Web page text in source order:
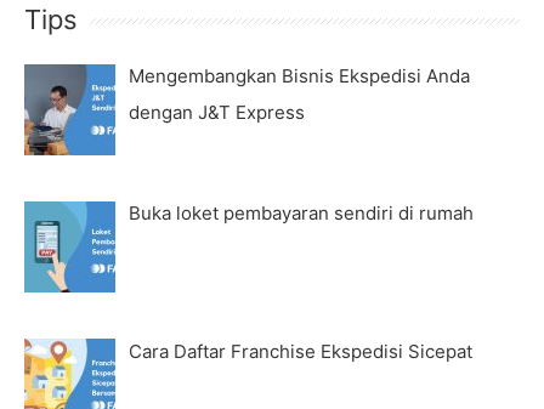
Tips
Mengembangkan Bisnis Ekspedisi Anda
dengan J&T Express
Buka loket pembayaran sendiri di rumah
Cara Daftar Franchise Ekspedisi Sicepat